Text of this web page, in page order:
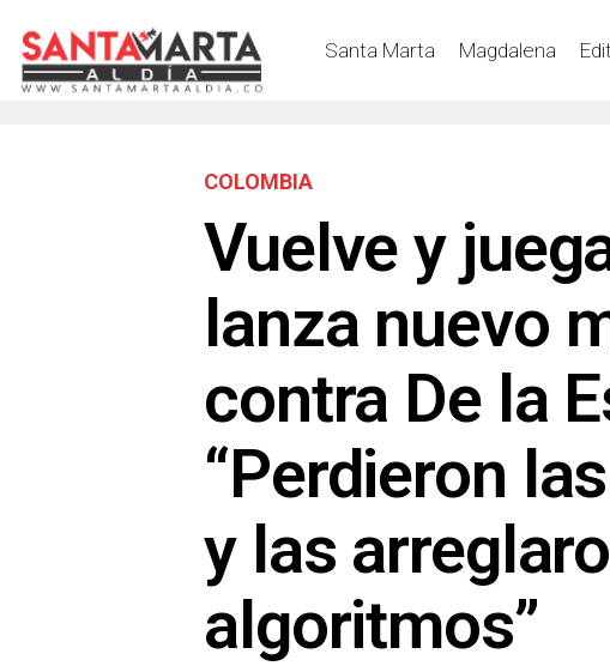
Santa Marta Magdalena
COLOMBIA
Vuelve y
lanza nuevo
contra De la
“Perdieron
y las
algoritmos”